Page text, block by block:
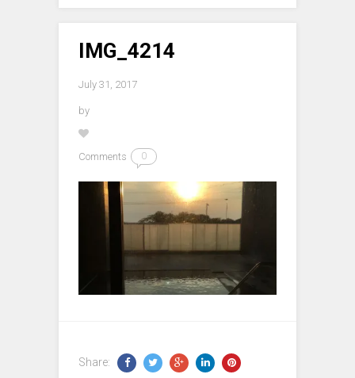
IMG_4214
July 31, 2017
by
Comments 0
Share: